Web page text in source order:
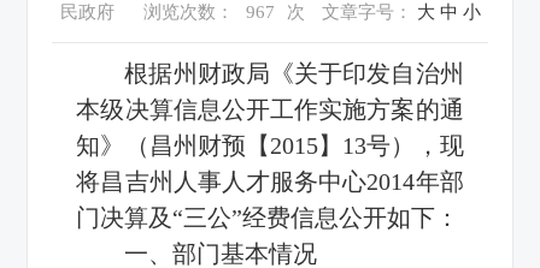
民政府
浏览次数： 967 次 文章字号： 大 中 小
根据州财政局《关于印发自治州
本级决算信息公开工作实施方案的通
知》（昌州财预【2015】13号），现
将昌吉州人事人才服务中心2014年部
门决算及“三公”经费信息公开如下：
一、部门基本情况